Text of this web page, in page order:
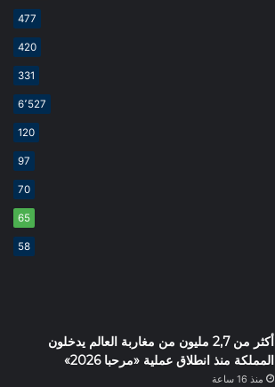
477
420
331
6٬527
120
97
70
65
58
أكثر من 2,7 مليون من مغاربة العالم يدخلون
المملكة منذ انطلاق عملية «مرحبا 2026»
منذ 16 ساعة